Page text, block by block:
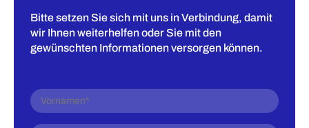
Bitte setzen Sie sich mit uns in Verbindung, damit
wir Ihnen weiterhelfen oder Sie mit den
gewünschten Informationen versorgen können.